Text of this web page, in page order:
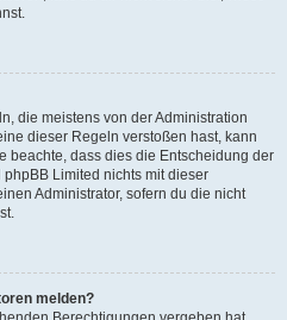
die meistens von der Administration
dieser Regeln verstoßen hast, kann
beachte, dass dies die Entscheidung der
Limited nichts mit dieser
Administrator, sofern du die nicht
melden?